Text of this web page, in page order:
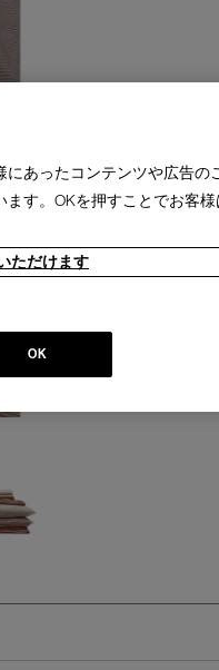
あったコンテンツや広告の
す。OKを押すことでお客様
ただけます
OK